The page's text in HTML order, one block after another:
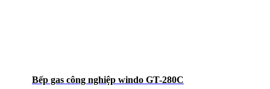
Bếp gas công nghiệp windo GT-280C